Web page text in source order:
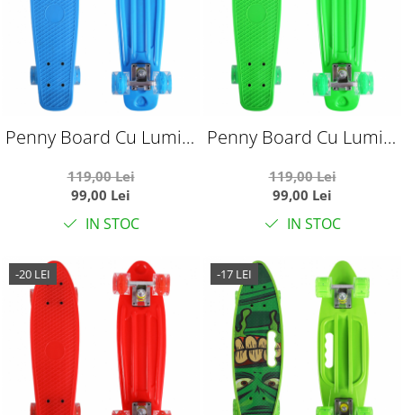
Penny Board Cu Lumini
119,00 Lei
99,00 Lei
IN STOC
Penny Board Cu Lumini
119,00 Lei
99,00 Lei
IN STOC
-20 LEI -17 LEI